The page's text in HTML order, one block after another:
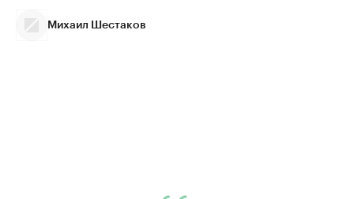
Михаил Шестаков